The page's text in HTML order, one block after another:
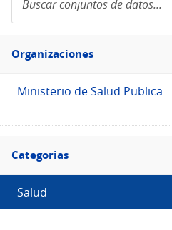
conjuntos
de
Filtro
Organizaciones
Organizaciones
Ministerio de Salud Publica
Filtro
Categorias
Categorias
Salud